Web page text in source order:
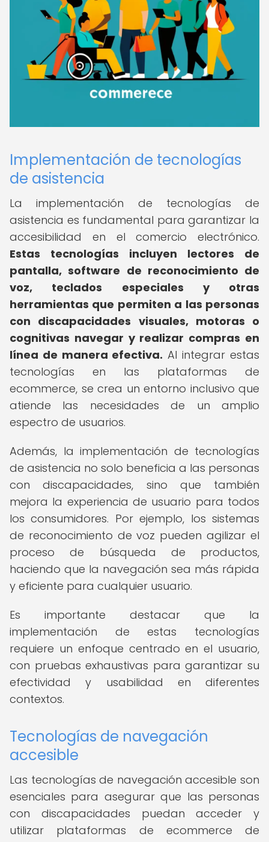
Implementación de tecnologías
de asistencia
La implementación de tecnologías de
asistencia es fundamental para garantizar la
accesibilidad en el comercio electrónico.
Estas tecnologías incluyen lectores de
pantalla, software de reconocimiento de
voz, teclados especiales y otras
herramientas que permiten a las personas
con discapacidades visuales, motoras o
cognitivas navegar y realizar compras en
línea de manera efectiva. Al integrar estas
tecnologías en las plataformas de
ecommerce, se crea un entorno inclusivo que
atiende las necesidades de un amplio
espectro de usuarios.
Además, la implementación de tecnologías
de asistencia no solo beneficia a las personas
con discapacidades, sino que también
mejora la experiencia de usuario para todos
los consumidores. Por ejemplo, los sistemas
de reconocimiento de voz pueden agilizar el
proceso de búsqueda de productos,
haciendo que la navegación sea más rápida
y eficiente para cualquier usuario.
Es importante destacar que la
implementación de estas tecnologías
requiere un enfoque centrado en el usuario,
con pruebas exhaustivas para garantizar su
efectividad y usabilidad en diferentes
contextos.
Tecnologías de navegación
accesible
Las tecnologías de navegación accesible son
esenciales para asegurar que las personas
con discapacidades puedan acceder y
utilizar plataformas de ecommerce de